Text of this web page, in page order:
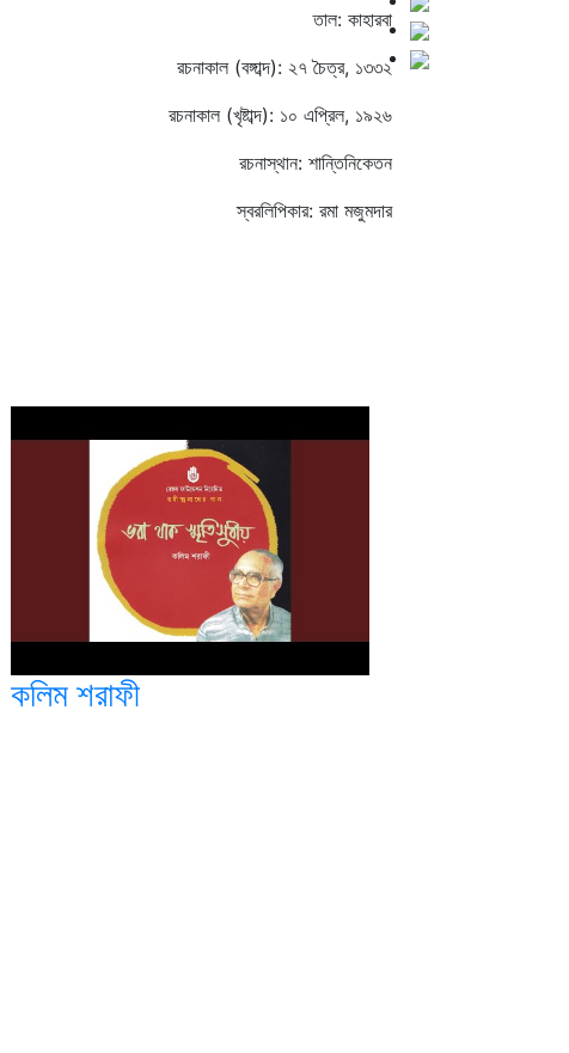
তাল: কাহারবা
রচনাকাল (বঙ্গাব্দ): ২৭ চৈত্র, ১৩৩২
রচনাকাল (খৃষ্টাব্দ): ১০ এপ্রিল, ১৯২৬
রচনাস্থান: শান্তিনিকেতন
স্বরলিপিকার: রমা মজুমদার
কলিম শরাফী